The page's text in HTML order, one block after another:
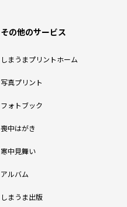
その他のサービス
しまうまプリントホーム
写真プリント
フォトブック
喪中はがき
寒中見舞い
アルバム
しまうま出版